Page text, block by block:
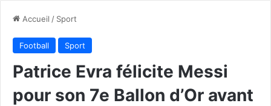
Accueil / Sport
Football Sport
Patrice Evra félicite Messi
pour son 7e Ballon d’Or avant